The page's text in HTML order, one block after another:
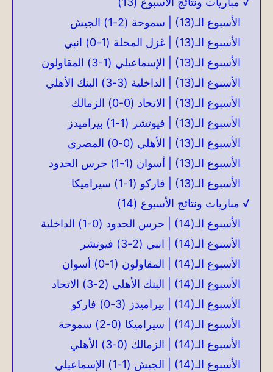
الأسبوع الـ(13) | سموحة (2-1) الجيش
الأسبوع الـ(13) | غزل المحلة (1-0) انبي
الأسبوع الـ(13) | الإسماعيلي (1-3) المقاولون
الأسبوع الـ(13) | الداخلية (3-3) البنك الأهلي
الأسبوع الـ(13) | الاتحاد (0-0) الزمالك
الأسبوع الـ(13) | فيوتشر (1-1) بيراميدز
الأسبوع الـ(13) | الأهلي (0-0) المصري
الأسبوع الـ(13) | أسوان (1-1) حرس الحدود
الأسبوع الـ(13) | فاركو (1-1) سيراميكا
√ مباريات ونتائج الأسبوع (14)
الأسبوع الـ(14) | حرس الحدود (0-1) الداخلية
الأسبوع الـ(14) | انبي (2-3) فيوتشر
الأسبوع الـ(14) | المقاولون (1-0) أسوان
الأسبوع الـ(14) | البنك الأهلي (2-3) الاتحاد
الأسبوع الـ(14) | بيراميدز (3-0) فاركو
الأسبوع الـ(14) | سيراميكا (0-2) سموحة
الأسبوع الـ(14) | الزمالك (0-3) الأهلي
الأسبوع الـ(14) | الجيش (1-1) الإسماعيلي